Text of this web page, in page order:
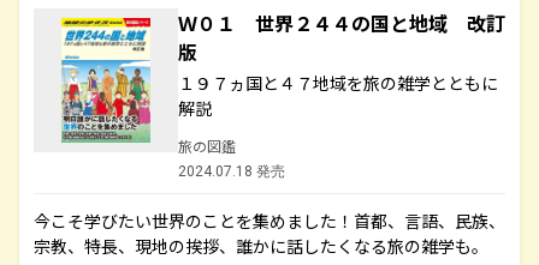
Ｗ０１ 世界２４４の国と地域 改訂
版
１９７ヵ国と４７地域を旅の雑学とともに
解説
旅の図鑑
2024.07.18 発売
今こそ学びたい世界のことを集めました！首都、言語、民族、
宗教、特長、現地の挨拶、誰かに話したくなる旅の雑学も。